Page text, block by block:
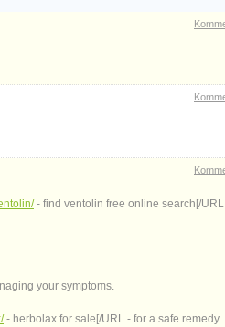
- find ventolin free online search[/
your symptoms.
- herbolax for sale[/URL - for a safe remedy.